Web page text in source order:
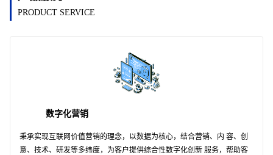
PRODUCT SERVICE
数字化营销
秉承实现互联网价值营销的理念，以数据为核心，结合营销、内 容、创
意、技术、研发等多纬度，为客户提供综合性数字化创新 服务，帮助客